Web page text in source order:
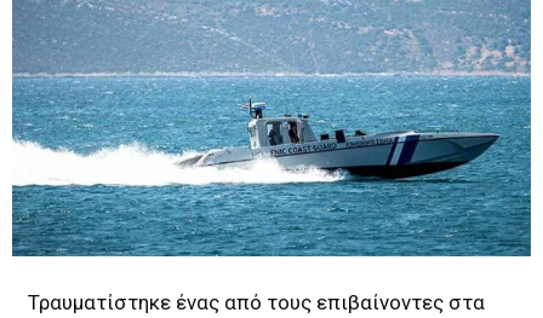
Τραυματίστηκε ένας από τους επιβαίνοντες στα